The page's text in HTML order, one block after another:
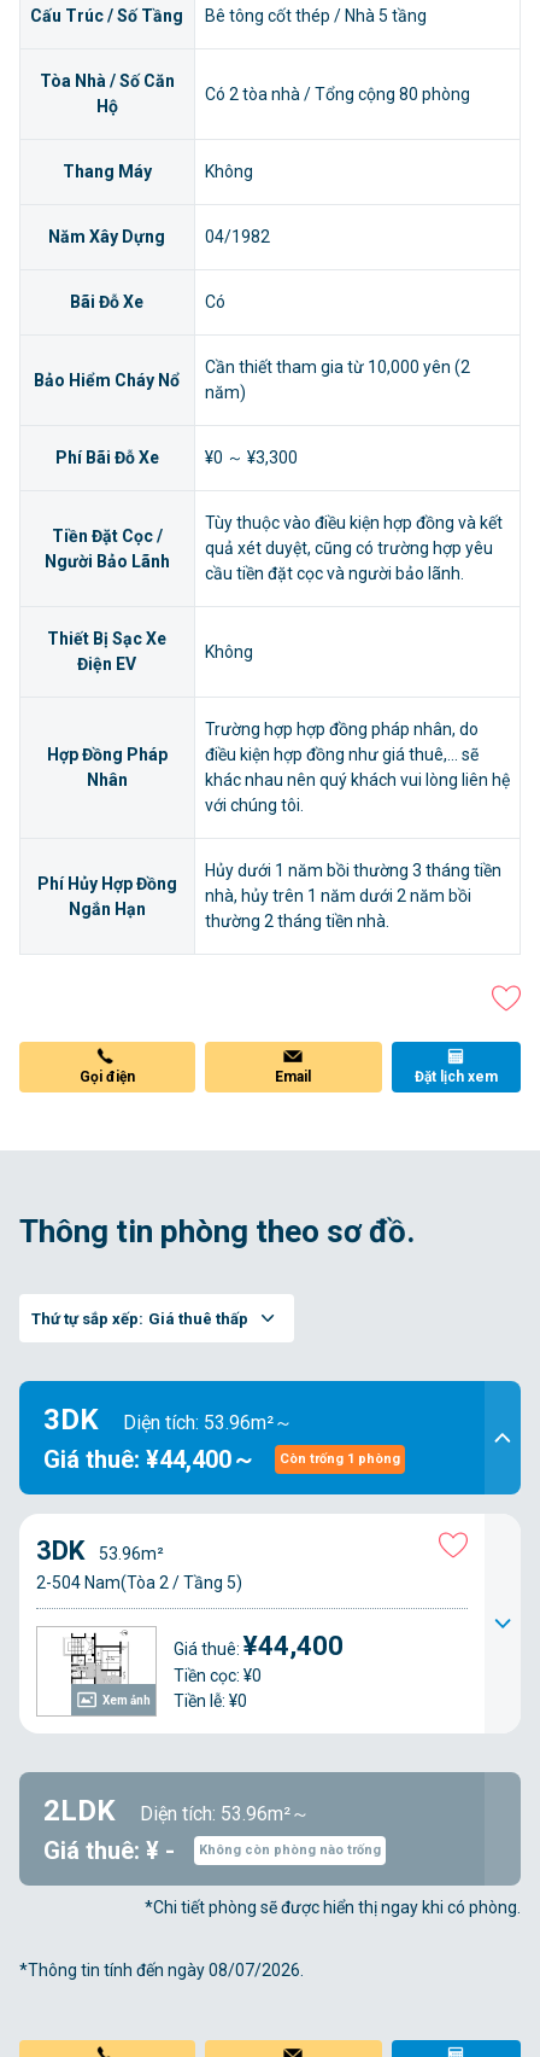
Cấu Trúc / Số Tầng Bê tông cốt thép / Nhà 5 tầng
Tòa Nhà / Số Căn
Hộ
Có 2 tòa nhà / Tổng cộng 80 phòng
Thang Máy Không
Năm Xây Dựng 04/1982
Bãi Đỗ Xe Có
Bảo Hiểm Cháy Nổ
Cần thiết tham gia từ 10,000 yên (2
năm)
Phí Bãi Đỗ Xe ¥0 ～ ¥3,300
Tiền Đặt Cọc /
Người Bảo Lãnh
Tùy thuộc vào điều kiện hợp đồng và kết
quả xét duyệt, cũng có trường hợp yêu
cầu tiền đặt cọc và người bảo lãnh.
Thiết Bị Sạc Xe
Điện EV
Không
Hợp Đồng Pháp
Nhân
Trường hợp hợp đồng pháp nhân, do
điều kiện hợp đồng như giá thuê,... sẽ
khác nhau nên quý khách vui lòng liên hệ
với chúng tôi.
Phí Hủy Hợp Đồng
Ngắn Hạn
Hủy dưới 1 năm bồi thường 3 tháng tiền
nhà, hủy trên 1 năm dưới 2 năm bồi
thường 2 tháng tiền nhà.
Gọi điện Email Đặt lịch xem
Thông tin phòng theo sơ đồ.
Thứ tự sắp xếp: Giá thuê thấp
3DK Diện tích: 53.96m²～
Giá thuê: ¥44,400～ Còn trống 1 phòng
Xem ảnh
3DK
53.96m²
2-504 Nam(Tòa 2 / Tầng 5)
Giá thuê: ¥44,400
Tiền cọc: ¥0
Tiền lễ: ¥0
2LDK Diện tích: 53.96m²～
Giá thuê: ¥ - Không còn phòng nào trống
*Chi tiết phòng sẽ được hiển thị ngay khi có phòng.
*Thông tin tính đến ngày 08/07/2026.